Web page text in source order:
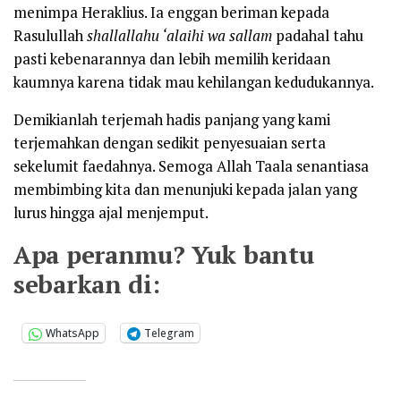
menimpa Heraklius. Ia enggan beriman kepada
Rasulullahshallallahu ‘alaihi wa sallam padahal tahu
pasti kebenarannya dan lebih memilih keridaan
kaumnya karena tidak mau kehilangan kedudukannya.
Demikianlah terjemah hadis panjang yang kami
terjemahkan dengan sedikit penyesuaian serta
sekelumit faedahnya. Semoga Allah Taala senantiasa
membimbing kita dan menunjuki kepada jalan yang
lurus hingga ajal menjemput.
Apa peranmu? Yuk bantu
sebarkan di:
WhatsApp Telegram